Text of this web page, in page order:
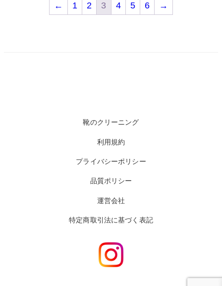
← 1 2 3 4 5 6 →
靴のクリーニング
利用規約
プライバシーポリシー
品質ポリシー
運営会社
特定商取引法に基づく表記